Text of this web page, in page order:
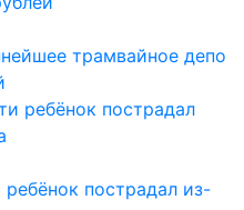
трамвайное депо
пострадал из-